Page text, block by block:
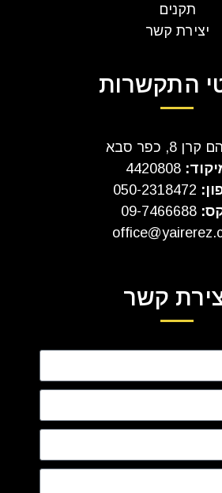
תקנים
יצירת קשר
התקשרות
8, כפר סבא
09-7466688
קשר